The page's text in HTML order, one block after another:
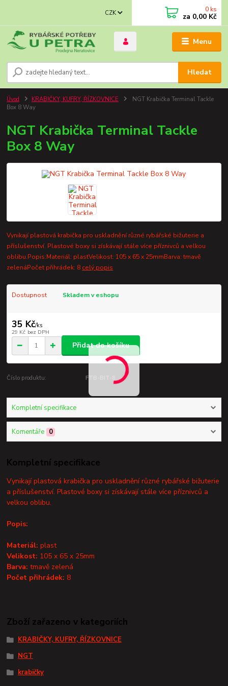
Menu
CZK
Hledat
0 ks
za 0,00 Kč
Úvod KRABIČKY, KUFRY, ŘÍZKOVNICE
NGT Krabička Terminal Tackle
Box 8 Way
NGT Krabička Terminal Tackle
Box 8 Way
Vynikají plastová krabička pro uskladnění různé rybářské bižuterie a
příslušenství. Plastové boxy si získávají stále více příznivců a velkou
oblibu.Popis:Materiál: plastVelikost: 105 x 65 x 25mmBarva: tmavě
zelenáPočet přihrádek: 8 celý popis
Dostupnost Skladem v eshopu
35 Kč/ks
29 Kč bez DPH
Přidat do košíku
Číslo produktu: FTB-BIT-8
Kompletní specifikace
Komentáře 0
Kompletní specifikace
Vynikají plastová krabička pro uskladnění různé rybářské bižuterie
a příslušenství. Plastové boxy si získávají stále více příznivců a
velkou oblibu.
Popis:
Materiál:plast
Velikost: 105 x 65 x 25mm
Barva:tmavě zelená
Počet přihrádek: 8
Zboží zařazeno v kategoriích
KRABIČKY, KUFRY, ŘÍZKOVNICE
NGT
krabičky